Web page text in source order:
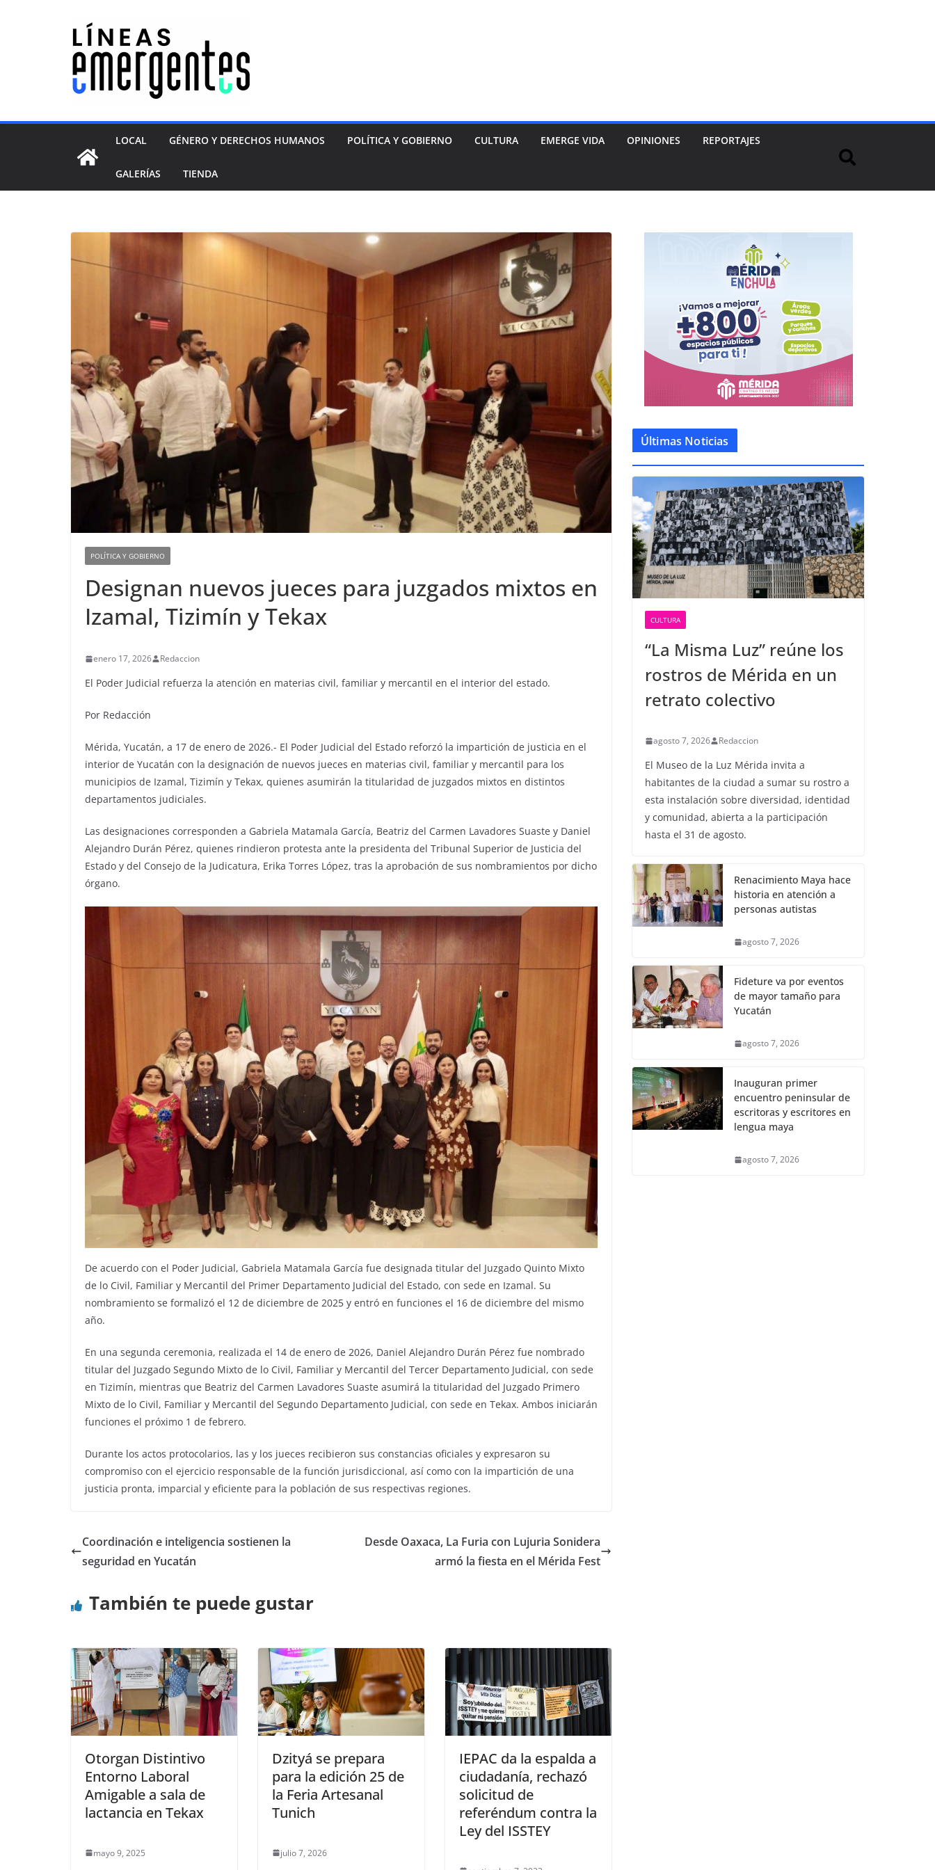
LOCAL GÉNERO Y DERECHOS HUMANOS POLÍTICA Y GOBIERNO CULTURA EMERGE VIDA OPINIONES REPORTAJES
GALERÍAS TIENDA
POLÍTICA Y GOBIERNO
Designan nuevos jueces para juzgados mixtos en
Izamal, Tizimín y Tekax
enero 17, 2026 Redaccion
El Poder Judicial refuerza la atención en materias civil, familiar y mercantil en el interior del estado.
Por Redacción
Mérida, Yucatán, a 17 de enero de 2026.- El Poder Judicial del Estado reforzó la impartición de justicia en el
interior de Yucatán con la designación de nuevos jueces en materias civil, familiar y mercantil para los
municipios de Izamal, Tizimín y Tekax, quienes asumirán la titularidad de juzgados mixtos en distintos
departamentos judiciales.
Las designaciones corresponden a Gabriela Matamala García, Beatriz del Carmen Lavadores Suaste y Daniel
Alejandro Durán Pérez, quienes rindieron protesta ante la presidenta del Tribunal Superior de Justicia del
Estado y del Consejo de la Judicatura, Erika Torres López, tras la aprobación de sus nombramientos por dicho
órgano.
De acuerdo con el Poder Judicial, Gabriela Matamala García fue designada titular del Juzgado Quinto Mixto
de lo Civil, Familiar y Mercantil del Primer Departamento Judicial del Estado, con sede en Izamal. Su
nombramiento se formalizó el 12 de diciembre de 2025 y entró en funciones el 16 de diciembre del mismo
año.
En una segunda ceremonia, realizada el 14 de enero de 2026, Daniel Alejandro Durán Pérez fue nombrado
titular del Juzgado Segundo Mixto de lo Civil, Familiar y Mercantil del Tercer Departamento Judicial, con sede
en Tizimín, mientras que Beatriz del Carmen Lavadores Suaste asumirá la titularidad del Juzgado Primero
Mixto de lo Civil, Familiar y Mercantil del Segundo Departamento Judicial, con sede en Tekax. Ambos iniciarán
funciones el próximo 1 de febrero.
Durante los actos protocolarios, las y los jueces recibieron sus constancias oficiales y expresaron su
compromiso con el ejercicio responsable de la función jurisdiccional, así como con la impartición de una
justicia pronta, imparcial y eficiente para la población de sus respectivas regiones.
Coordinación e inteligencia sostienen la
seguridad en Yucatán
Desde Oaxaca, La Furia con Lujuria Sonidera
armó la fiesta en el Mérida Fest
También te puede gustar
Otorgan Distintivo
Entorno Laboral
Amigable a sala de
lactancia en Tekax
mayo 9, 2025
Dzityá se prepara
para la edición 25 de
la Feria Artesanal
Tunich
julio 7, 2026
IEPAC da la espalda a
ciudadanía, rechazó
solicitud de
referéndum contra la
Ley del ISSTEY
Últimas Noticias
CULTURA
“La Misma Luz” reúne los
rostros de Mérida en un
retrato colectivo
agosto 7, 2026 Redaccion
El Museo de la Luz Mérida invita a
habitantes de la ciudad a sumar su rostro a
esta instalación sobre diversidad, identidad
y comunidad, abierta a la participación
hasta el 31 de agosto.
Renacimiento Maya hace
historia en atención a
personas autistas
agosto 7, 2026
Fideture va por eventos
de mayor tamaño para
Yucatán
agosto 7, 2026
Inauguran primer
encuentro peninsular de
escritoras y escritores en
lengua maya
agosto 7, 2026